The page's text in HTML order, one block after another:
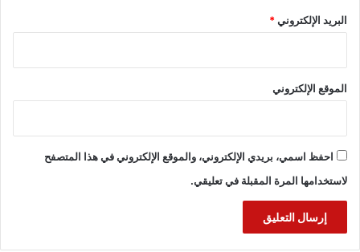
البريد الإلكتروني*
الموقع الإلكتروني
احفظ اسمي، بريدي الإلكتروني، والموقع الإلكتروني في هذا المتصفح
لاستخدامها المرة المقبلة في تعليقي.